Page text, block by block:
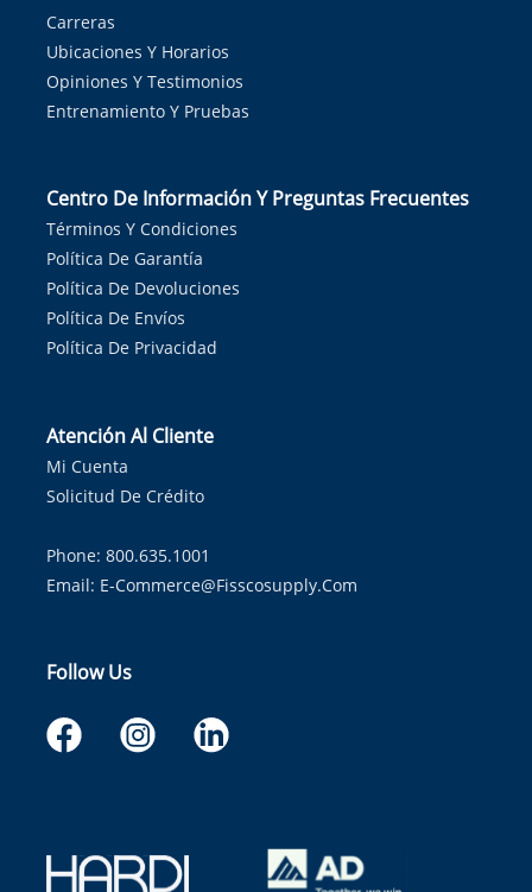
Carreras
Ubicaciones Y Horarios
Opiniones Y Testimonios
Entrenamiento Y Pruebas
Centro De Información Y Preguntas Frecuentes
Términos Y Condiciones
Política De Garantía
Política De Devoluciones
Política De Envíos
Política De Privacidad
Atención Al Cliente
Mi Cuenta
Solicitud De Crédito
Phone: 800.635.1001
Email: E-Commerce@fisscosupply.com
Follow Us